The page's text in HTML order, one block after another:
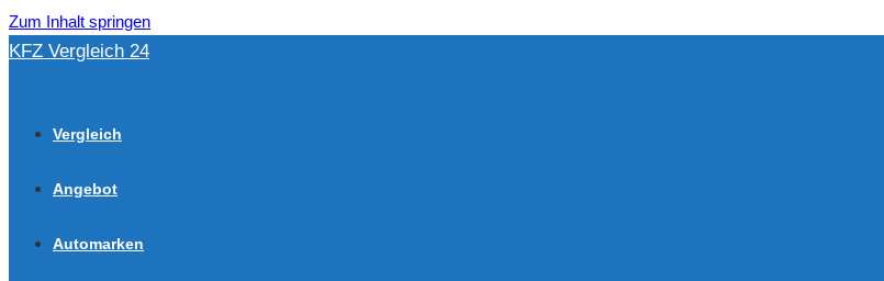
Zum Inhalt springen
KFZ Vergleich 24
Vergleich
Angebot
Automarken